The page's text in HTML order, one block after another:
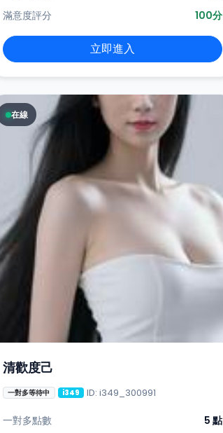
滿意度評分
100分
立即進入
在線
清歡度己
一對多等待中 i349 ID: i349_300991
一對多點數 5 點